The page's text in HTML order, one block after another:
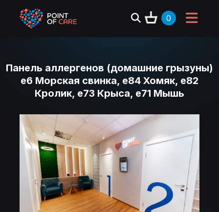
0
Панель аллергенов (домашние грызуны)
e6 Морская свинка, e84 Хомяк, e82
Кролик, e73 Крыса, e71 Мышь